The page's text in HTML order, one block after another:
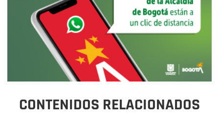
CONTENIDOS RELACIONADOS